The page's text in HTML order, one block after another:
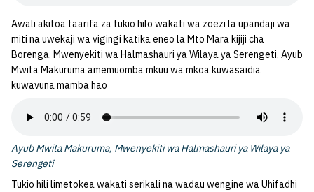
Awali akitoa taarifa za tukio hilo wakati wa zoezi la upandaji wa
miti na uwekaji wa vigingi katika eneo la Mto Mara kijiji cha
Borenga, Mwenyekiti wa Halmashauri ya Wilaya ya Serengeti, Ayub
Mwita Makuruma amemuomba mkuu wa mkoa kuwasaidia
kuwavuna mamba hao
Ayub Mwita Makuruma, Mwenyekiti wa Halmashauri ya Wilaya ya
Serengeti
Tukio hili limetokea wakati serikali na wadau wengine wa Uhifadhi